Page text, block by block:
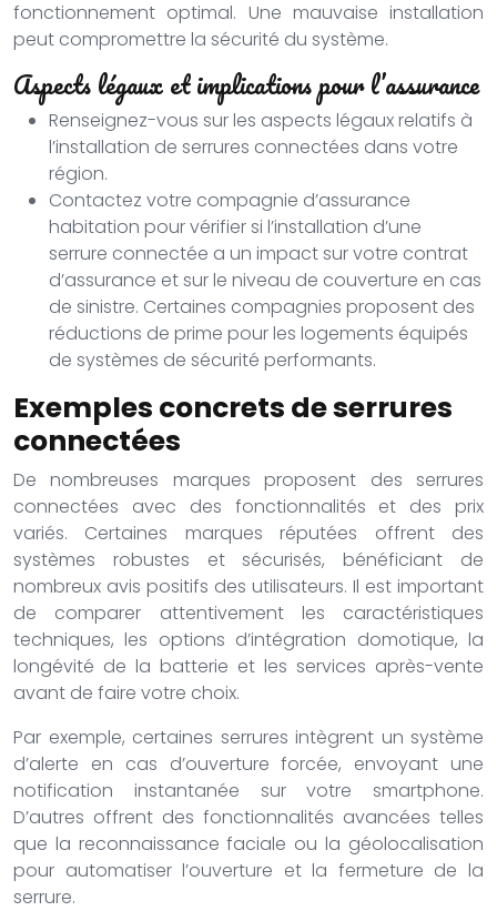
fonctionnement optimal. Une mauvaise installation
peut compromettre la sécurité du système.
Aspects légaux et implications pour l’assurance
Renseignez-vous sur les aspects légaux relatifs à
l’installation de serrures connectées dans votre
région.
Contactez votre compagnie d’assurance
habitation pour vérifier si l’installation d’une
serrure connectée a un impact sur votre contrat
d’assurance et sur le niveau de couverture en cas
de sinistre. Certaines compagnies proposent des
réductions de prime pour les logements équipés
de systèmes de sécurité performants.
Exemples concrets de serrures
connectées
De nombreuses marques proposent des serrures
connectées avec des fonctionnalités et des prix
variés. Certaines marques réputées offrent des
systèmes robustes et sécurisés, bénéficiant de
nombreux avis positifs des utilisateurs. Il est important
de comparer attentivement les caractéristiques
techniques, les options d’intégration domotique, la
longévité de la batterie et les services après-vente
avant de faire votre choix.
Par exemple, certaines serrures intègrent un système
d’alerte en cas d’ouverture forcée, envoyant une
notification instantanée sur votre smartphone.
D’autres offrent des fonctionnalités avancées telles
que la reconnaissance faciale ou la géolocalisation
pour automatiser l’ouverture et la fermeture de la
serrure.